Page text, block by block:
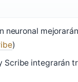
neuronal
)
Scribe integrarán